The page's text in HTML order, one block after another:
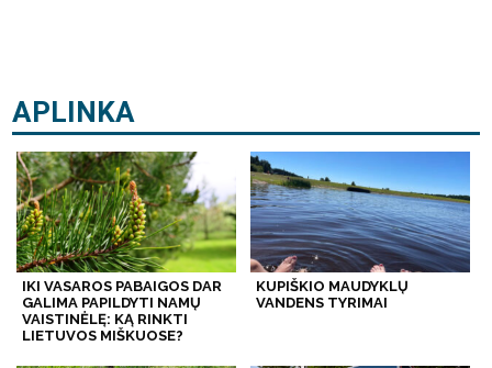
APLINKA
IKI VASAROS PABAIGOS DAR
GALIMA PAPILDYTI NAMŲ
VAISTINĖLĘ: KĄ RINKTI
LIETUVOS MIŠKUOSE?
KUPIŠKIO MAUDYKLŲ
VANDENS TYRIMAI